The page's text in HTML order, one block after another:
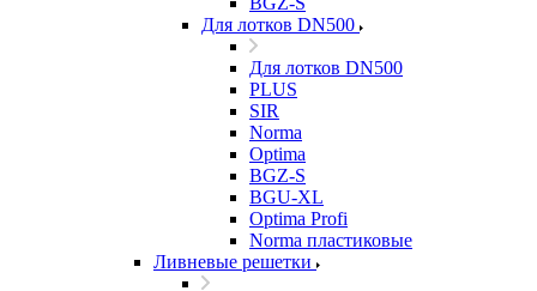
Для лотков DN500
Для лотков DN500
PLUS
SIR
Norma
Optima
BGZ-S
BGU-XL
Optima Profi
Norma пластиковые
Ливневые решетки